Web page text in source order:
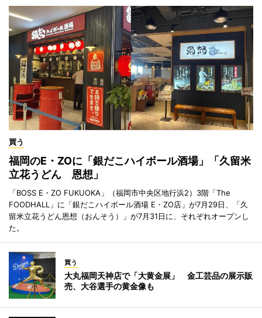
買う
福岡のE・ZOに「銀だこハイボール酒場」「久留米
立花うどん 恩想」
「BOSS E・ZO FUKUOKA」（福岡市中央区地行浜2）3階「The
FOODHALL」に「銀だこハイボール酒場 E・ZO店」が7月29日、「久
留米立花うどん恩想（おんそう）」が7月31日に、それぞれオープンし
た。
買う
大丸福岡天神店で「大黄金展」 金工芸品の展示販
売、大谷選手の黄金像も